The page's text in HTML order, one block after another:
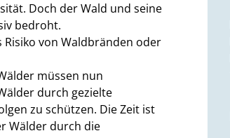
Doch der Wald und seine
bedroht.
von Waldbränden oder
müssen nun
durch gezielte
zu schützen. Die Zeit ist
Wälder durch die